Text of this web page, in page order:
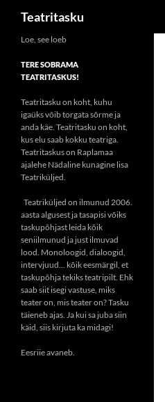
Liigu
juurde
Teatritasku
Loe, see loeb
TERE SOBRAMA
TEATRITASKUS!
Teatritasku on koht, kuhu
igaüks võib torgata sõrme ja
anda käe. Teatritasku on koht,
kus elu saab kokku teatriga.
Teatritaskus on Raplamaa
ajalehe Nädaline kunagine lisa
Teatriküljed.
Teatriküljed on ilmunud 2006.
aasta algusest ja tasapisi võiks
taskupõhjast leida kõik
seniilmunud ja just ilmuvad
lood. Monoloogid, dialoogid,
intervjuud... kõik eesmärgil, et
taskupõhja tekiks teatripilt. Ehk
saab siit isegi vastuse, miks
teater on, mis teater on? Tasku
täieneb ajas. Ja kui sa juba siin
käid, siis kirjuta ka midagi!
Eesriie avaneb.